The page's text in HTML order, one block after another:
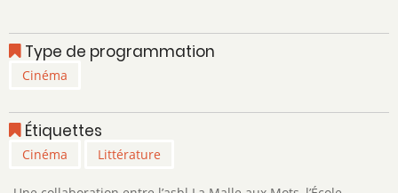
Type de programmation
Cinéma
Étiquettes
Cinéma Littérature